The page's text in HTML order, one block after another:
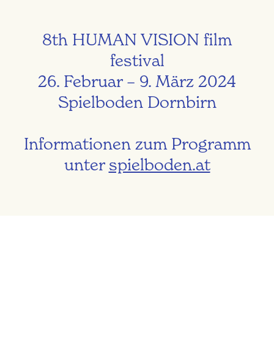
8th HUMAN VISION film
festival
26. Februar – 9. März 2024
Spielboden Dornbirn
Informationen zum Programm
unter spielboden.at